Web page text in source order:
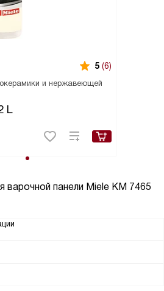
5 (6)
и нержавеющей
L
варочной панели Miele KM 7465